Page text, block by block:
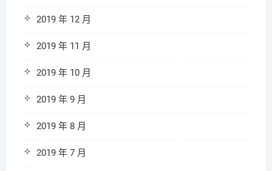
2019 年 12 月
2019 年 11 月
2019 年 10 月
2019 年 9 月
2019 年 8 月
2019 年 7 月